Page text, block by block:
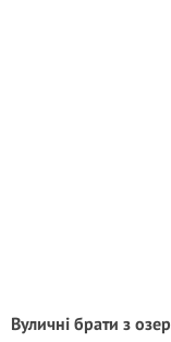
Вуличні брати з